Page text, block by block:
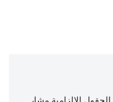
الحقول الإلزامية مشار